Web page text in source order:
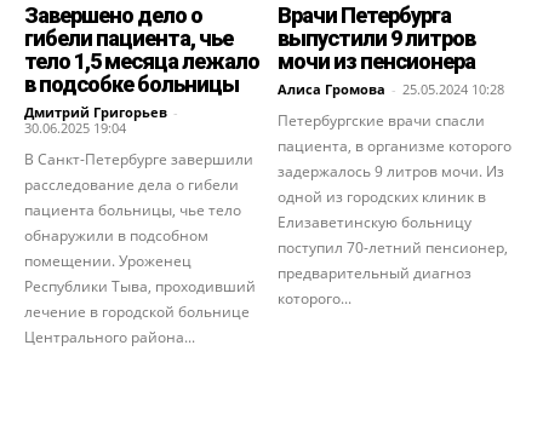
Завершено дело о
гибели пациента, чье
тело 1,5 месяца лежало
в подсобке больницы
Дмитрий Григорьев -
30.06.2025 19:04
В Санкт-Петербурге завершили
расследование дела о гибели
пациента больницы, чье тело
обнаружили в подсобном
помещении. Уроженец
Республики Тыва, проходивший
лечение в городской больнице
Центрального района...
Врачи Петербурга
выпустили 9 литров
мочи из пенсионера
Алиса Громова - 25.05.2024 10:28
Петербургские врачи спасли
пациента, в организме которого
задержалось 9 литров мочи. Из
одной из городских клиник в
Елизаветинскую больницу
поступил 70-летний пенсионер,
предварительный диагноз
которого...